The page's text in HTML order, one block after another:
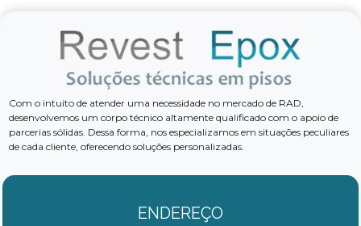
Com o intuito de atender uma necessidade no mercado de RAD,
desenvolvemos um corpo técnico altamente qualificado com o apoio de
parcerias sólidas. Dessa forma, nos especializamos em situações peculiares
de cada cliente, oferecendo soluções personalizadas.
ENDEREÇO